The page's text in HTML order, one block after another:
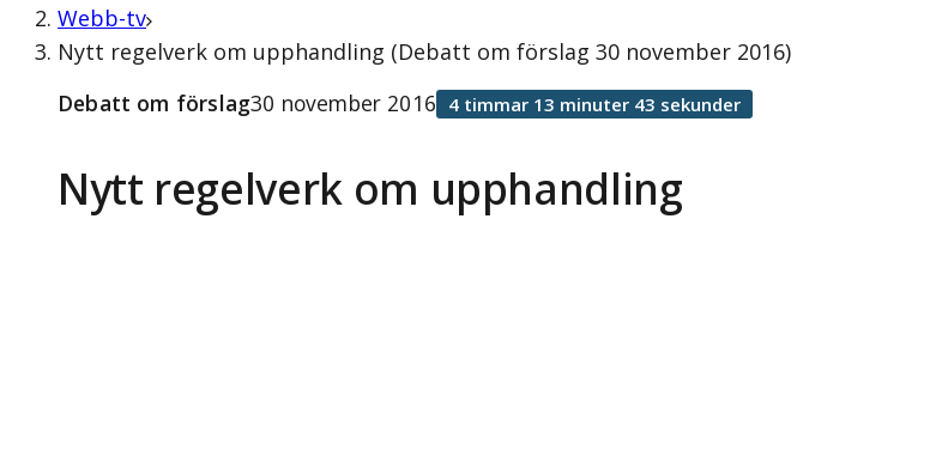
Webb-tv
Nytt regelverk om upphandling (Debatt om förslag 30 november 2016)
Nytt regelverk om upphandling
Debatt om förslag30 november 2016 4 timmar 13 minuter 43 sekunder